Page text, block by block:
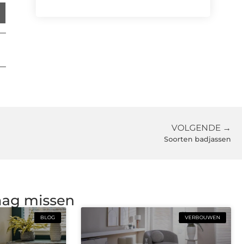
VOLGENDE →
Soorten badjassen
missen
BLOG VERBOUWEN